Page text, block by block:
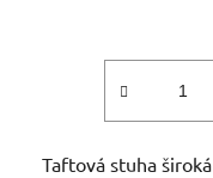
Taftová stuha